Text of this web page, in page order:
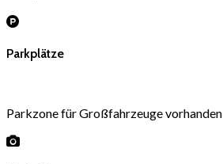
Parkplätze
Parkzone für Großfahrzeuge vorhanden